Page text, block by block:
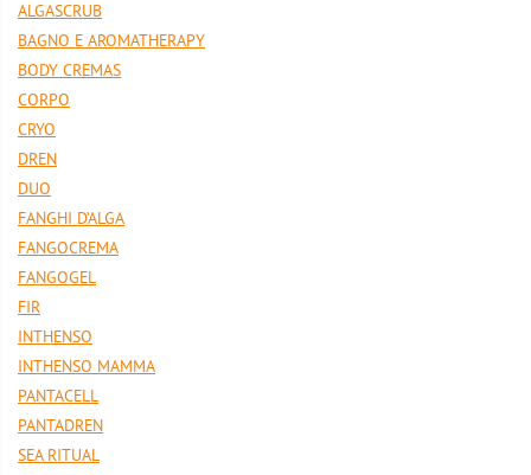
ALGASCRUB
BAGNO E AROMATHERAPY
BODY CREMAS
CORPO
CRYO
DREN
DUO
FANGHI D’ALGA
FANGOCREMA
FANGOGEL
FIR
INTHENSO
INTHENSO MAMMA
PANTACELL
PANTADREN
SEA RITUAL